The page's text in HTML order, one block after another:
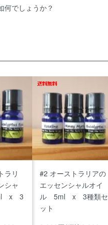
何でしょうか？
ラリ
シャ
x 3
#2 オーストラリアの
エッセンシャルオイ
ル 5ml x 3種類セ
ット